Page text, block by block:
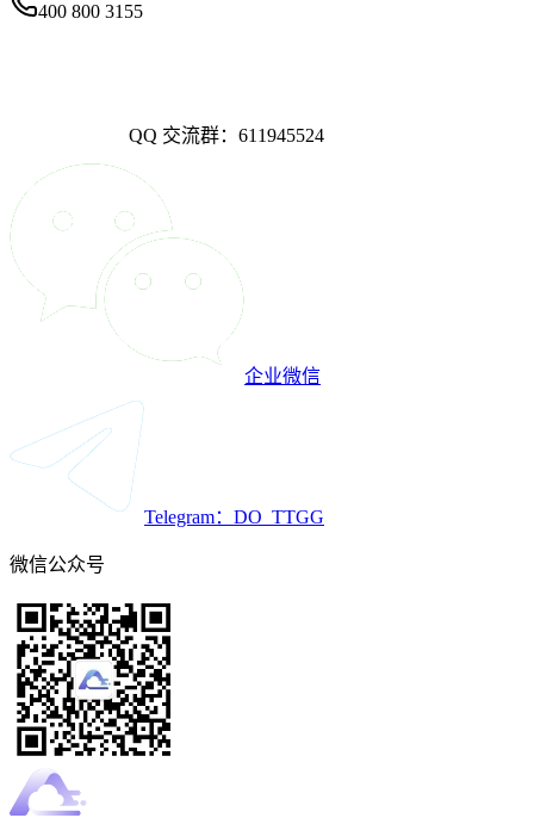
400 800 3155
QQ 交流群：611945524
企业微信
Telegram：DO_TTGG
微信公众号